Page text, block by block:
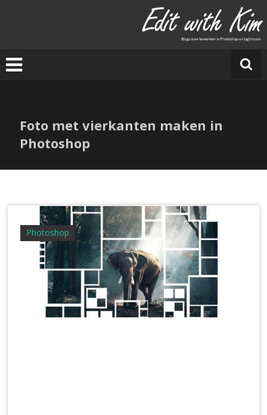
Ki
m
Foto met vierkanten maken in
Photoshop
Photoshop